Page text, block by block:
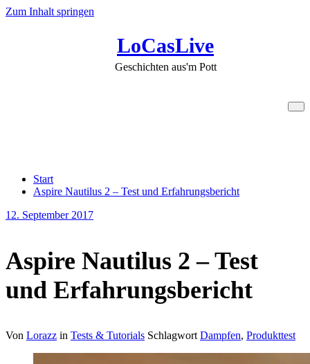
Zum Inhalt springen
LoCasLive
Geschichten aus'm Pott
Start
Aspire Nautilus 2 – Test und Erfahrungsbericht
12. September 2017
Aspire Nautilus 2 – Test
und Erfahrungsbericht
Von Lorazz in Tests & Tutorials Schlagwort Dampfen, Produkttest